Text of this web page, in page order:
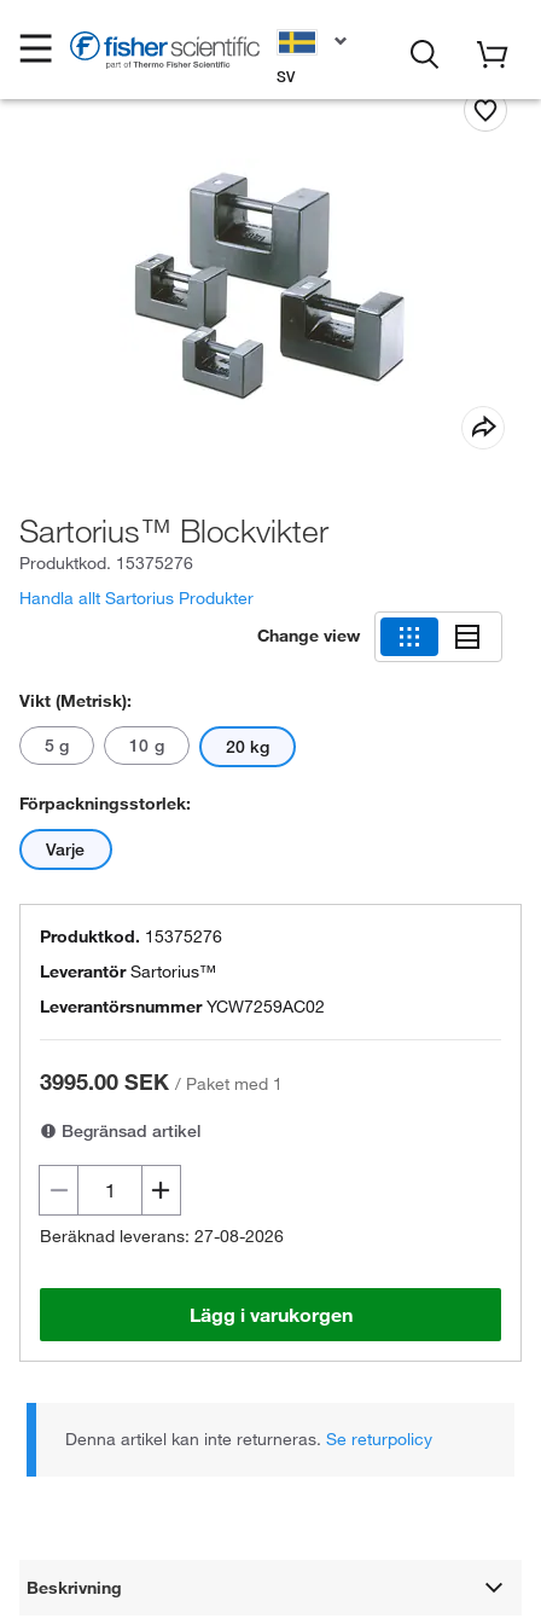
SV
Sartorius™ Blockvikter
Produktkod. 15375276
Handla allt Sartorius Produkter
Change view
Vikt (metrisk):
5 g 10 g 20 kg
Förpackningsstorlek:
Varje
Produktkod. 15375276
LeverantörSartorius™
Leverantörsnummer YCW7259AC02
3995.00 SEK / Paket med 1
Begränsad artikel
Beräknad leverans: 27-08-2026
Lägg i varukorgen
Denna artikel kan inte returneras.Se returpolicy
Beskrivning